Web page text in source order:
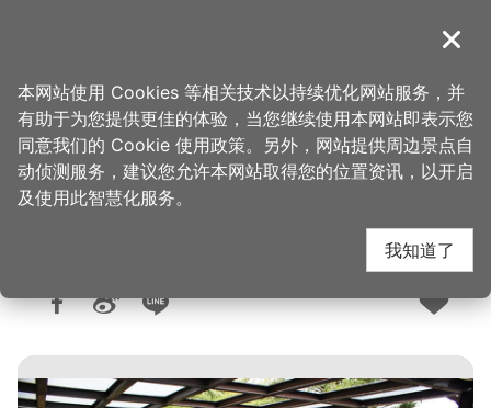
導覽
首页 > 想去的地方 > 住宿 > 旅馆与民宿
臻爱风情Motel(3星)
人气：9465
关闭
本网站使用 Cookies 等相关技术以持续优化网站服务，并
有助于为您提供更佳的体验，当您继续使用本网站即表示您
同意我们的 Cookie 使用政策。另外，网站提供周边景点自
动侦测服务，建议您允许本网站取得您的位置资讯，以开启
及使用此智慧化服务。
我知道了